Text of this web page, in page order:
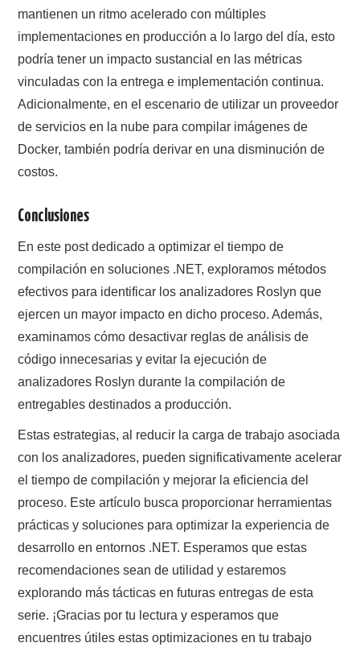
mantienen un ritmo acelerado con múltiples
implementaciones en producción a lo largo del día, esto
podría tener un impacto sustancial en las métricas
vinculadas con la entrega e implementación continua.
Adicionalmente, en el escenario de utilizar un proveedor
de servicios en la nube para compilar imágenes de
Docker, también podría derivar en una disminución de
costos.
Conclusiones
En este post dedicado a optimizar el tiempo de
compilación en soluciones .NET, exploramos métodos
efectivos para identificar los analizadores Roslyn que
ejercen un mayor impacto en dicho proceso. Además,
examinamos cómo desactivar reglas de análisis de
código innecesarias y evitar la ejecución de
analizadores Roslyn durante la compilación de
entregables destinados a producción.
Estas estrategias, al reducir la carga de trabajo asociada
con los analizadores, pueden significativamente acelerar
el tiempo de compilación y mejorar la eficiencia del
proceso. Este artículo busca proporcionar herramientas
prácticas y soluciones para optimizar la experiencia de
desarrollo en entornos .NET. Esperamos que estas
recomendaciones sean de utilidad y estaremos
explorando más tácticas en futuras entregas de esta
serie. ¡Gracias por tu lectura y esperamos que
encuentres útiles estas optimizaciones en tu trabajo